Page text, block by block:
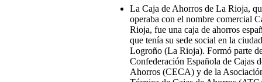
La Caja de Ahorros de La Rioja,
operaba con el nombre comercial
Rioja, fue una caja de ahorros
que tenía su sede social en la
Logroño (La Rioja). Formó parte
Confederación Española de Cajas
Ahorros (CECA) y de la